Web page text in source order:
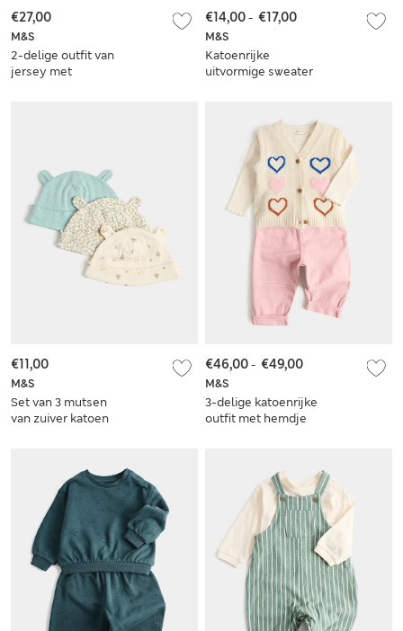
M&S
2-delige outfit van
jersey met
€27,00
M&S
Katoenrijke
uitvormige sweater
€14,00- €17,00
M&S
Set van 3 mutsen
van zuiver katoen
€11,00
M&S
3-delige katoenrijke
outfit met hemdje
€46,00- €49,00